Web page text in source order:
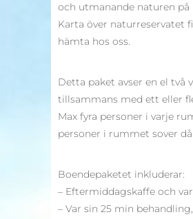
och utmanande naturen på
Karta över naturreservatet
hämta hos oss.
Detta paket avser en el två
tillsammans med ett eller
Max fyra personer i varje
personer i rummet sover
Boendepaketet inkluderar:
– Eftermiddagskaffe och
– Var sin 25 min behandling,